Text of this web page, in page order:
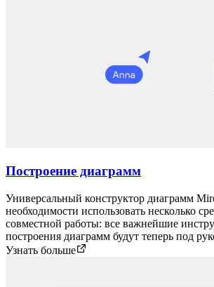
Построение диаграмм
Универсальный конструктор диаграмм
необходимости использовать несколько
совместной работы: все важнейшие
построения диаграмм будут теперь под
Узнать больше